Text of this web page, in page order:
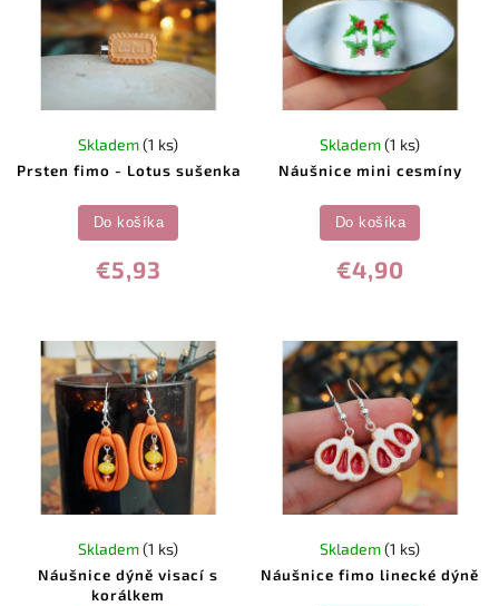
Prsten fimo - Lotus sušenka
Skladem(1 ks)
€5,93
Do košíka
Náušnice mini cesmíny
Skladem(1 ks)
€4,90
Do košíka
Náušnice dýně visací s
korálkem
Skladem(1 ks)
Náušnice fimo linecké dýně
Skladem(1 ks)